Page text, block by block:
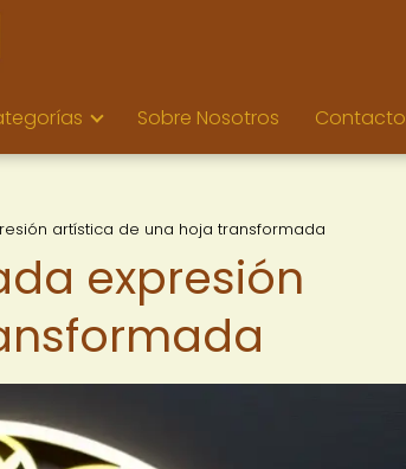
Sobre Nosotros Contacto
artística de una hoja transformada
expresión